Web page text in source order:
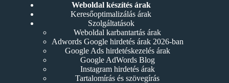
Weboldal készítés árak
Keresőoptimalizálás árak
Szolgáltatások
Weboldal karbantartás árak
Adwords Google hirdetés árak 2026-ban
Google Ads hirdetéskezelés árak
Google AdWords Blog
Instagram hirdetés árak
Tartalomírás és szövegírás